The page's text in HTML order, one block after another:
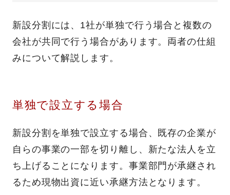
新設分割には、1社が単独で行う場合と複数の
会社が共同で行う場合があります。両者の仕組
みについて解説します。
単独で設立する場合
新設分割を単独で設立する場合、既存の企業が
自らの事業の一部を切り離し、新たな法人を立
ち上げることになります。事業部門が承継され
るため現物出資に近い承継方法となります。